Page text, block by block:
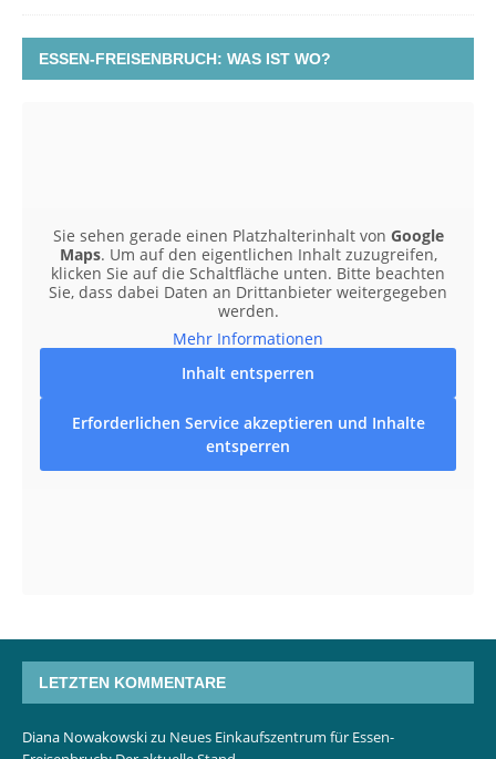
ESSEN-FREISENBRUCH: WAS IST WO?
Sie sehen gerade einen Platzhalterinhalt von Google
Maps. Um auf den eigentlichen Inhalt zuzugreifen,
klicken Sie auf die Schaltfläche unten. Bitte beachten
Sie, dass dabei Daten an Drittanbieter weitergegeben
werden.
Mehr Informationen
Inhalt entsperren
Erforderlichen Service akzeptieren und Inhalte
entsperren
LETZTEN KOMMENTARE
Diana Nowakowskizu Neues Einkaufszentrum für Essen-